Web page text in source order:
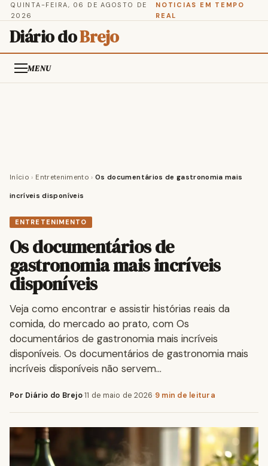
QUINTA-FEIRA, 06 DE AGOSTO DE
2026
NOTICIAS EM TEMPO
REAL
Diário doBrejo
MENU
Início › Entretenimento › Os documentários de gastronomia mais
incríveis disponíveis
ENTRETENIMENTO
Os documentários de
gastronomia mais incríveis
disponíveis
Veja como encontrar e assistir histórias reais da
comida, do mercado ao prato, com Os
documentários de gastronomia mais incríveis
disponíveis. Os documentários de gastronomia mais
incríveis disponíveis não servem…
Por Diário do Brejo·11 de maio de 2026·9 min de leitura